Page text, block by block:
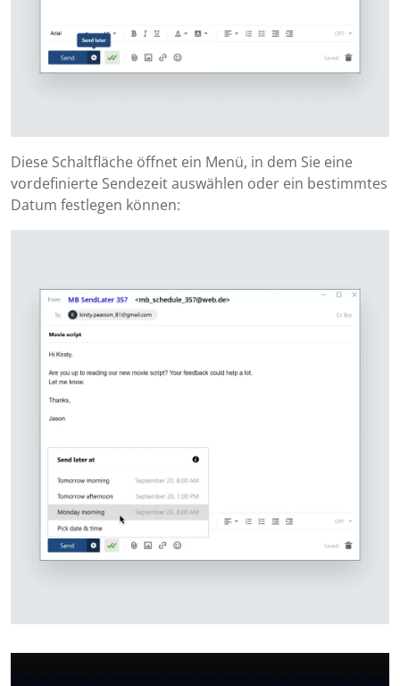
Diese Schaltfläche öffnet ein Menü, in dem Sie eine
vordefinierte Sendezeit auswählen oder ein bestimmtes
Datum festlegen können: